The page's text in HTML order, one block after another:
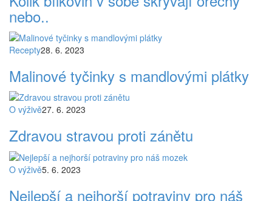
nebo..
Recepty28. 6. 2023
Malinové tyčinky s mandlovými plátky
O výživě27. 6. 2023
Zdravou stravou proti zánětu
O výživě5. 6. 2023
Nejlepší a nejhorší potraviny pro náš